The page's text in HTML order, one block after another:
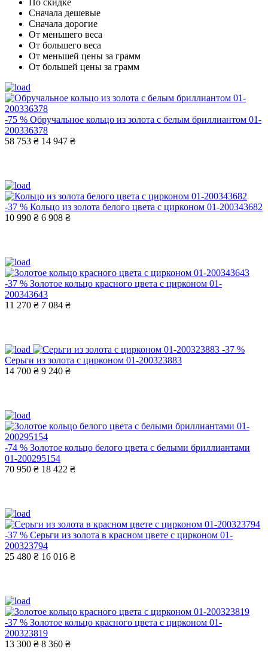
Сначала дешевые
Сначала дорогие
От меньшего веса
От большего веса
От меньшей цены за грамм
От большей цены за грамм
-75 % Обручальное кольцо из золота с белым бриллиантом 01-
200336378
58 753 ₴ 14 947 ₴
-37 % Кольцо из золота белого цвета с цирконом 01-200343682
10 990 ₴ 6 908 ₴
-37 % Золотое кольцо красного цвета с цирконом 01-
200343643
11 270 ₴ 7 084 ₴
-37 %
Серьги из золота с цирконом 01-200323883
14 700 ₴ 9 240 ₴
-74 % Золотое кольцо белого цвета с белыми бриллиантами
01-200295154
70 950 ₴ 18 422 ₴
-37 % Серьги из золота в красном цвете с цирконом 01-
200323794
25 480 ₴ 16 016 ₴
-37 % Золотое кольцо красного цвета с цирконом 01-
200323819
13 300 ₴ 8 360 ₴